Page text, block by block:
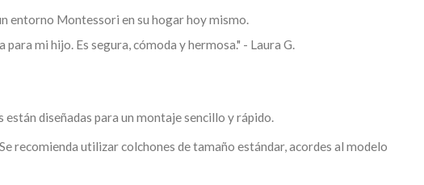
entorno Montessori en su hogar hoy mismo.
mi hijo. Es segura, cómoda y hermosa." - Laura G.
están diseñadas para un montaje sencillo y rápido.
Se recomienda utilizar colchones de tamaño estándar, acordes al modelo